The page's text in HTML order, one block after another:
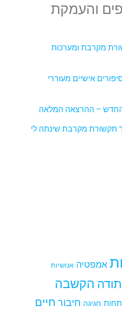
והעמקת
לתקשורת מקרבת ומערכות
– סיפורים אישיים מעוררי
החדש – ההרצאה המלאה
תקשורת מקרבת שינתה לי
אמפטיה אנושיות
הקשבה
חגיגה חיבור חיים